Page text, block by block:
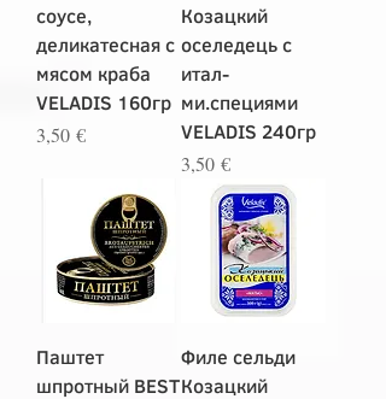
соусе,
деликатесная с
мясом краба
VELADIS 160гр
Цена
3,50 €
Козацкий
оселедець с
итал-
ми.специями
VELADIS 240гр
Цена
3,50 €
Паштет
шпротный BEST
Филе сельди
Козацкий